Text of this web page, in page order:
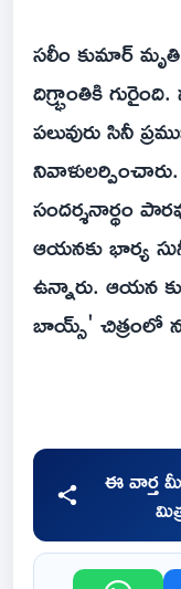
సలీం కుమార్
దిగ్భ్రాంతికి
పలువురు సినీ
సందర్శనార్థం
ఆయనకు భార్య
ఉన్నారు. ఆయన
బాయ్స్' చిత్రంలో
ఈ వార్త